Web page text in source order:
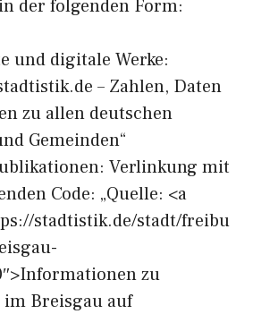
der folgenden Form:
und digitale Werke:
– Zahlen, Daten
zu allen deutschen
Gemeinden“
Verlinkung mit
Code: „Quelle: <a
stadtistik.de/stadt/freibu
zu
Breisgau auf